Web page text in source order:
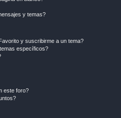
y temas?
y suscribirme a un tema?
específicos?
este foro?